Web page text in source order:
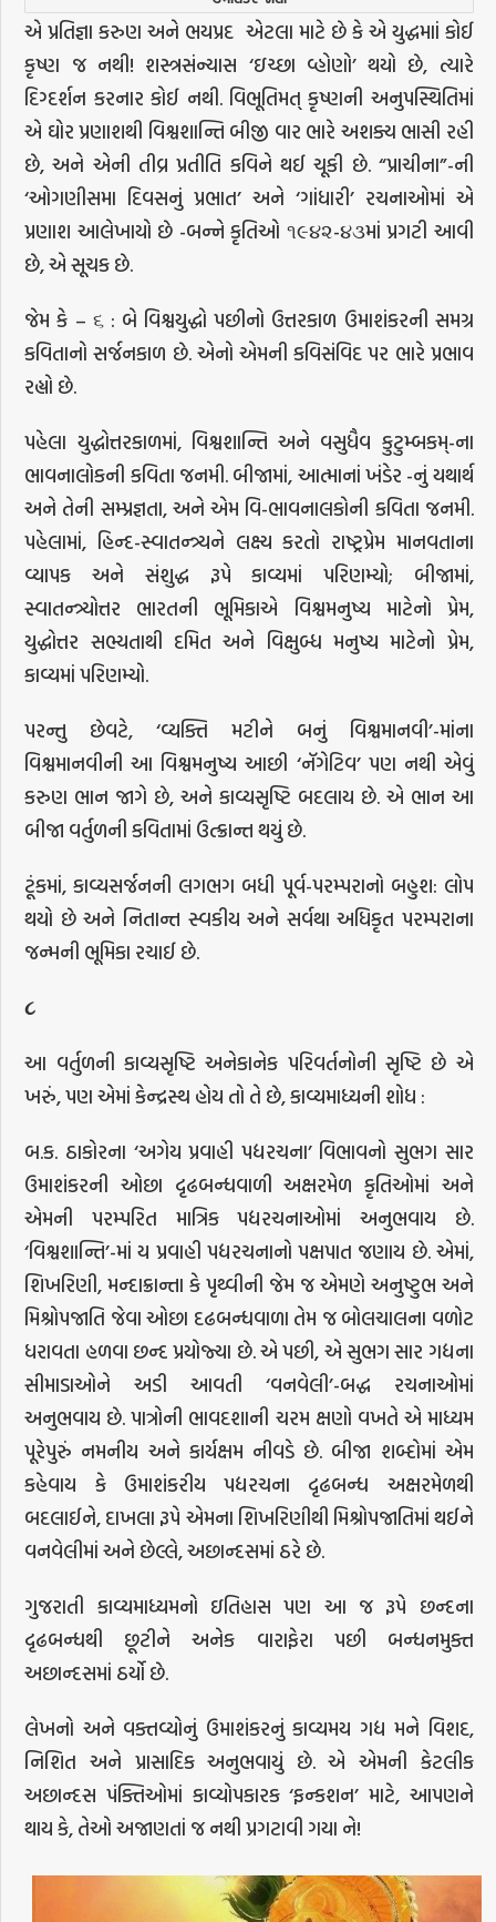
એ પ્રતિજ્ઞા કરુણ અને ભયપ્રદ એટલા માટે છે કે એ યુદ્ધમાાં કોઈ
કૃષ્ણ જ નથી! શસ્ત્રસંન્યાસ ‘ઇચ્છા વ્હોણો’ થયો છે, ત્યારે
દિગ્દર્શન કરનાર કોઈ નથી. વિભૂતિમત્ કૃષ્ણની અનુપસ્થિતિમાં
એ ઘોર પ્રણાશથી વિશ્વશાન્તિ બીજી વાર ભારે અશક્ય ભાસી રહી
છે, અને એની તીવ્ર પ્રતીતિ કવિને થઈ ચૂકી છે. “પ્રાચીના”-ની
‘ઓગણીસમા દિવસનું પ્રભાત’ અને ‘ગાંધારી’ રચનાઓમાં એ
પ્રણાશ આલેખાયો છે -બન્ને કૃતિઓ ૧૯૪૨-૪૩માં પ્રગટી આવી
છે, એ સૂચક છે.
જેમ કે – ૬ : બે વિશ્વયુદ્ધો પછીનો ઉત્તરકાળ ઉમાશંકરની સમગ્ર
કવિતાનો સર્જનકાળ છે. એનો એમની કવિસંવિદ પર ભારે પ્રભાવ
રહ્યો છે.
પહેલા યુદ્ધોત્તરકાળમાં, વિશ્વશાન્તિ અને વસુધૈવ કુટુમ્બકમ્-ના
ભાવનાલોકની કવિતા જનમી. બીજામાં, આત્માનાં ખંડેર -નું યથાર્થ
અને તેની સમ્પ્રજ્ઞતા, અને એમ વિ-ભાવનાલકોની કવિતા જનમી.
પહેલામાં, હિન્દ-સ્વાતન્ત્ર્યને લક્ષ્ય કરતો રાષ્ટ્રપ્રેમ માનવતાના
વ્યાપક અને સંશુદ્ધ રૂપે કાવ્યમાં પરિણમ્યો; બીજામાં,
સ્વાતન્ત્ર્યોત્તર ભારતની ભૂમિકાએ વિશ્વમનુષ્ય માટેનો પ્રેમ,
યુદ્ધોત્તર સભ્યતાથી દમિત અને વિક્ષુબ્ધ મનુષ્ય માટેનો પ્રેમ,
કાવ્યમાં પરિણમ્યો.
પરન્તુ છેવટે, ‘વ્યક્તિ મટીને બનું વિશ્વમાનવી’-માંના
વિશ્વમાનવીની આ વિશ્વમનુષ્ય આછી ‘નૅગેટિવ’ પણ નથી એવું
કરુણ ભાન જાગે છે, અને કાવ્યસૃષ્ટિ બદલાય છે. એ ભાન આ
બીજા વર્તુળની કવિતામાં ઉત્ક્રાન્ત થયું છે.
ટૂંકમાં, કાવ્યસર્જનની લગભગ બધી પૂર્વ-પરમ્પરાનો બહુશ: લોપ
થયો છે અને નિતાન્ત સ્વકીય અને સર્વથા અધિકૃત પરમ્પરાના
જન્મની ભૂમિકા રચાઈ છે.
૮
આ વર્તુળની કાવ્યસૃષ્ટિ અનેકાનેક પરિવર્તનોની સૃષ્ટિ છે એ
ખરું, પણ એમાં કેન્દ્રસ્થ હોય તો તે છે, કાવ્યમાધ્યની શોધ :
બ.ક. ઠાકોરના ‘અગેય પ્રવાહી પદ્યરચના’ વિભાવનો સુભગ સાર
ઉમાશંકરની ઓછા દૃઢબન્ધવાળી અક્ષરમેળ કૃતિઓમાં અને
એમની પરમ્પરિત માત્રિક પદ્યરચનાઓમાં અનુભવાય છે.
‘વિશ્વશાન્તિ’-માં ય પ્રવાહી પદ્યરચનાનો પક્ષપાત જણાય છે. એમાં,
શિખરિણી, મન્દાક્રાન્તા કે પૃથ્વીની જેમ જ એમણે અનુષ્ટુભ અને
મિશ્રોપજાતિ જેવા ઓછા દઢબન્ધવાળા તેમ જ બોલચાલના વળોટ
ધરાવતા હળવા છન્દ પ્રયોજ્યા છે. એ પછી, એ સુભગ સાર ગદ્યના
સીમાડાઓને અડી આવતી ‘વનવેલી’-બદ્ધ રચનાઓમાં
અનુભવાય છે. પાત્રોની ભાવદશાની ચરમ ક્ષણો વખતે એ માધ્યમ
પૂરેપુરું નમનીય અને કાર્યક્ષમ નીવડે છે. બીજા શબ્દોમાં એમ
કહેવાય કે ઉમાશંકરીય પદ્યરચના દૃઢબન્ધ અક્ષરમેળથી
બદલાઈને, દાખલા રૂપે એમના શિખરિણીથી મિશ્રોપજાતિમાં થઈને
વનવેલીમાં અને છેલ્લે, અછાન્દસમાં ઠરે છે.
ગુજરાતી કાવ્યમાધ્યમનો ઇતિહાસ પણ આ જ રૂપે છન્દના
દૃઢબન્ધથી છૂટીને અનેક વારાફેરા પછી બન્ધનમુક્ત
અછાન્દસમાં ઠર્યો છે.
લેખનો અને વક્તવ્યોનું ઉમાશંકરનું કાવ્યમય ગદ્ય મને વિશદ,
નિશિત અને પ્રાસાદિક અનુભવાયું છે. એ એમની કેટલીક
અછાન્દસ પંક્તિઓમાં કાવ્યોપકારક ‘ફન્કશન’ માટે, આપણને
થાય કે, તેઓ અજાણતાં જ નથી પ્રગટાવી ગયા ને!